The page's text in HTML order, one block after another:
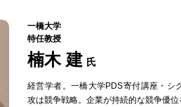
一橋大学
特任教授
楠木 建 氏
経営学者。一橋大学PDS寄付講座・シ
攻は競争戦略。企業が持続的な競争優